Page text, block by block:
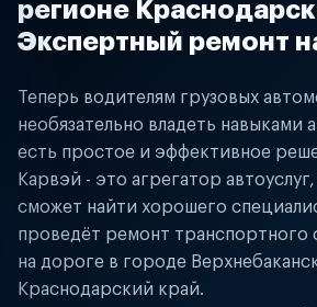
регионе
Экспертный ремонт
Теперь водителям грузовых
необязательно владеть навыками
есть простое и эффективное
Карвэй - это агрегатор
сможет найти хорошего
проведёт ремонт транспортного
на дороге в городе
Краснодарский край.